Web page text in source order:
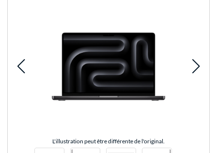
L'illustration peut être différente de l'original.